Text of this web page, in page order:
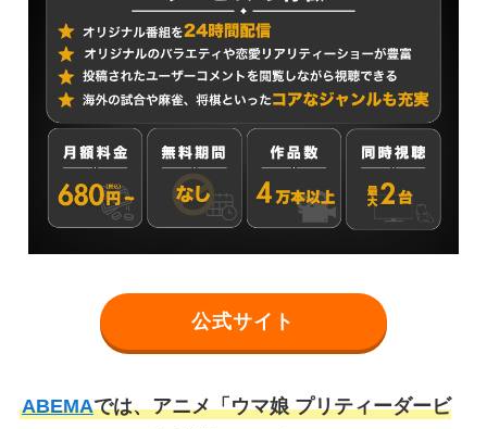
公式サイト
ABEMAでは、アニメ「ウマ娘 プリティーダービ